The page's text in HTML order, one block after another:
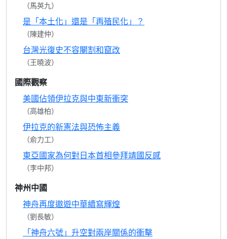
（馬英九）
是「本土化」還是「再殖民化」？
（陳建仲）
台灣光復史不容閹割和竄改
（王曉波）
國際觀察
美國佔領伊拉克與中東新衝突
（高雄柏）
伊拉克的新憲法與恐怖主義
（俞力工）
東亞國家為何對日本首相參拜靖國反感
（李中邦）
神州中國
神舟再度遨遊中華續寫輝煌
（劉長敏）
「神舟六號」升空對兩岸關係的衝擊